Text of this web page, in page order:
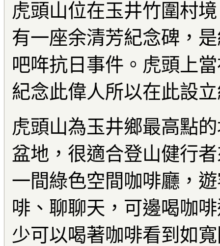
虎頭山位在玉井竹圍村
有一座余清芳紀念碑，
吧哖抗日事件。虎頭上
紀念此偉人所以在此設
虎頭山為玉井鄉最高點
盆地，很適合登山健行
一間綠色空間咖啡廳，
啡、聊聊天，可邊喝咖
少可以喝著咖啡看到如